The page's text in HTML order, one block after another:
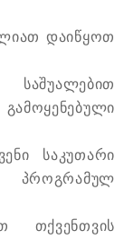
დაიწყოთ
საშუალებით
საკუთარი
თქვენთვის